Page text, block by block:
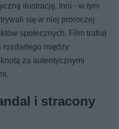
ilustrację. Inni - w tym
się w niej proroczej
społecznych. Film trafiał
rozdartego między
za autentycznymi
i stracony